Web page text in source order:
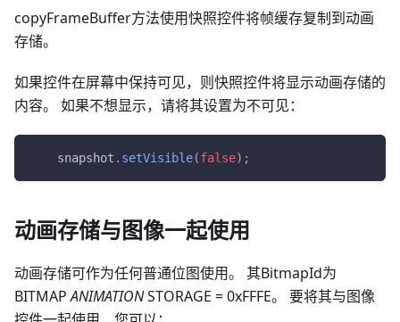
copyFrameBuffer方法使用快照控件将帧缓存复制到动画
存储。
如果控件在屏幕中保持可见，则快照控件将显示动画存储的
内容。 如果不想显示，请将其设置为不可见：
    snapshot
. setVisible(false) ;
动画存储与图像一起使用
动画存储可作为任何普通位图使用。 其BitmapId为
BITMAPANIMATIONSTORAGE = 0xFFFE。 要将其与图像